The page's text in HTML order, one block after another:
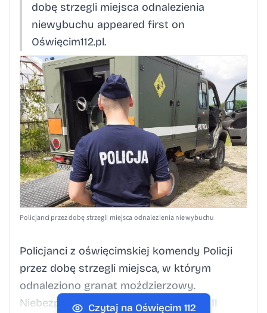
dobę strzegli miejsca odnalezienia
niewybuchu appeared first on
Oświęcim112.pl.
Policjanci przez dobę strzegli miejsca odnalezienia niewybuchu
Policjanci z oświęcimskiej komendy Policji
przez dobę strzegli miejsca, w którym
odnaleziono granat moździerzowy.
Niebezpieczną pozostałość z czasów II
Czytaj na Oświęcim 112